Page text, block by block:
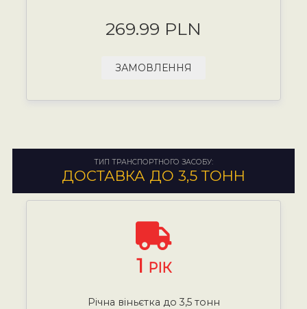
269.99 PLN
ЗАМОВЛЕННЯ
ТИП ТРАНСПОРТНОГО ЗАСОБУ:
ДОСТАВКА ДО 3,5 ТОНН
1 РІК
Річна віньєтка до 3,5 тонн